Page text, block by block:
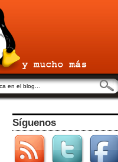
Síguenos